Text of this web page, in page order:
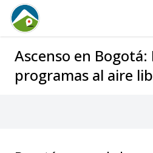
Ascenso en Bogotá:
programas al aire